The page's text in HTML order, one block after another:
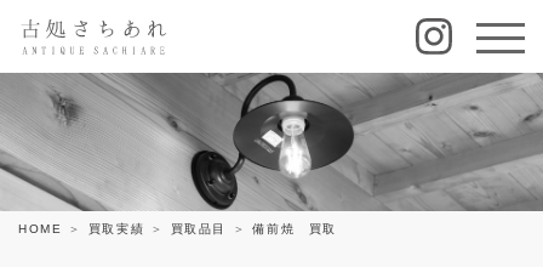
HOME 買取実績 買取品目 備前焼 買取